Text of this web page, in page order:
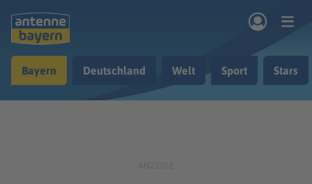
Musik & Radio
Bayern Deutschland Welt Sport Stars